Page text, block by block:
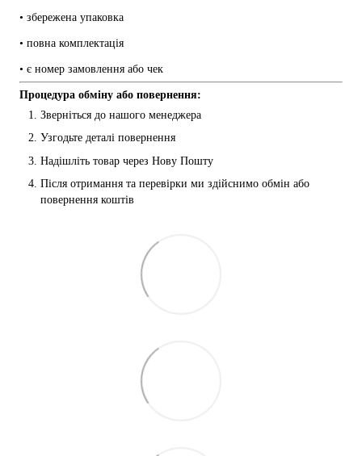
• збережена упаковка
• повна комплектація
• є номер замовлення або чек
Процедура обміну або повернення:
Зверніться до нашого менеджера
Узгодьте деталі повернення
Надішліть товар через Нову Пошту
Після отримання та перевірки ми здійснимо обмін або
повернення коштів